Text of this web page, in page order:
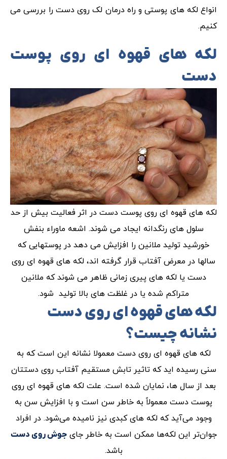
انواع لکه های پوستی و راه درمان لک روی دست را بررسی می
کنیم.
لکه های قهوه ای روی پوست
دست
لکه های قهوه ای روی پوست دست در اثر فعالیت بیش از حد
سلول های رنگدانه ایجاد می شوند. اشعه ماوراء بنفش
خورشید تولید ملانین را افزایش می دهد در پوستهایی که
سالها در معرض آفتاب قرار گرفته اند، لکه های قهوه ای روی
دست یا لکه های پیری زمانی ظاهر می شوند که ملانین
متراکم شده یا در غلظت های بالا تولید شود.
لکه های قهوه ای روی دست
نشانه چیست؟
لکه های قهوه ای روی دست معمولا نشانه این است که به
سنی رسیده اید که تاثیر تابش مستقیم آفتاب روی دستتان
بعد از سال ها، نمایان شده است. علت لکه های قهوه ای روی
پوست دست معمولاً به خاطر سن است و با افزایش سن به
وجود می‌آید که لکه های کبدی نیز نامیده می‌شود. در افراد
جوان‌تر این لکه‌ها ممکن است به خاطر جایجوش روی دست
باشد.